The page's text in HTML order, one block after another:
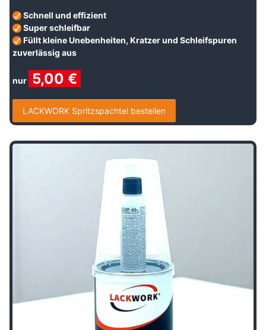
Schnell und effizient
Super schleifbar
Füllt kleine Unebenheiten, Kratzer und Schleifspuren
zuverlässig aus
nur 5,00 €
LACKWORK Spritzspachtel bestellen